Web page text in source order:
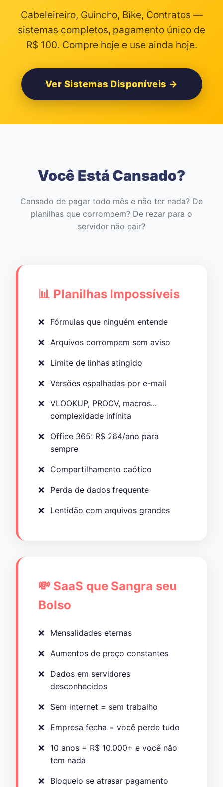
Cabeleireiro, Guincho, Bike, Contratos —
sistemas completos, pagamento único de
R$ 100. Compre hoje e use ainda hoje.
Ver Sistemas Disponíveis →
Você Está Cansado?
Cansado de pagar todo mês e não ter nada? De
planilhas que corrompem? De rezar para o
servidor não cair?
📊 Planilhas Impossíveis
Fórmulas que ninguém entende
Arquivos corrompem sem aviso
Limite de linhas atingido
Versões espalhadas por e-mail
VLOOKUP, PROCV, macros...
complexidade infinita
Office 365: R$ 264/ano para
sempre
Compartilhamento caótico
Perda de dados frequente
Lentidão com arquivos grandes
💸 SaaS que Sangra seu
Bolso
Mensalidades eternas
Aumentos de preço constantes
Dados em servidores
desconhecidos
Sem internet = sem trabalho
Empresa fecha = você perde tudo
10 anos = R$ 10.000+ e você não
tem nada
Bloqueio se atrasar pagamento